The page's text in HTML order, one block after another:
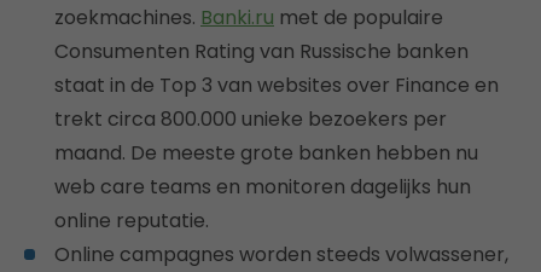
zoekmachines. Banki.ru met de populaire
Consumenten Rating van Russische banken
staat in de Top 3 van websites over Finance en
trekt circa 800.000 unieke bezoekers per
maand. De meeste grote banken hebben nu
web care teams en monitoren dagelijks hun
online reputatie.
Online campagnes worden steeds volwassener,